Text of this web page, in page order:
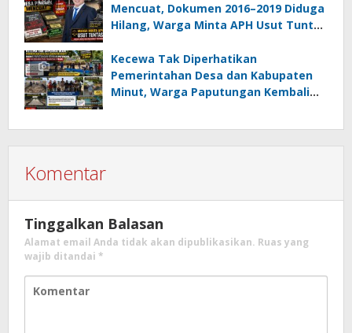
Mencuat, Dokumen 2016–2019 Diduga
Hilang, Warga Minta APH Usut Tuntas
Kumtua HK
Kecewa Tak Diperhatikan
Pemerintahan Desa dan Kabupaten
Minut, Warga Paputungan Kembali
Komentar
Tinggalkan Balasan
Alamat email Anda tidak akan dipublikasikan. Ruas yang
wajib ditandai *